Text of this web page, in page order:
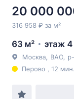
20 000
316 958 ₽ за м²
63 м² этаж 4
Москва ВАО
Перово , 12